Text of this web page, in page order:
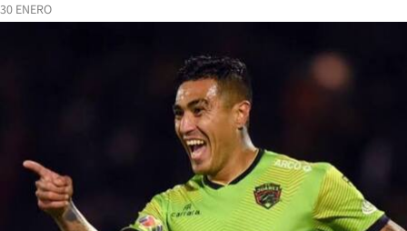
30 ENERO